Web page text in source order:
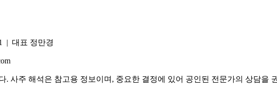
| 대표 정만경
. 사주 해석은 참고용 정보이며, 중요한 결정에 있어 공인된 전문가의 상담을